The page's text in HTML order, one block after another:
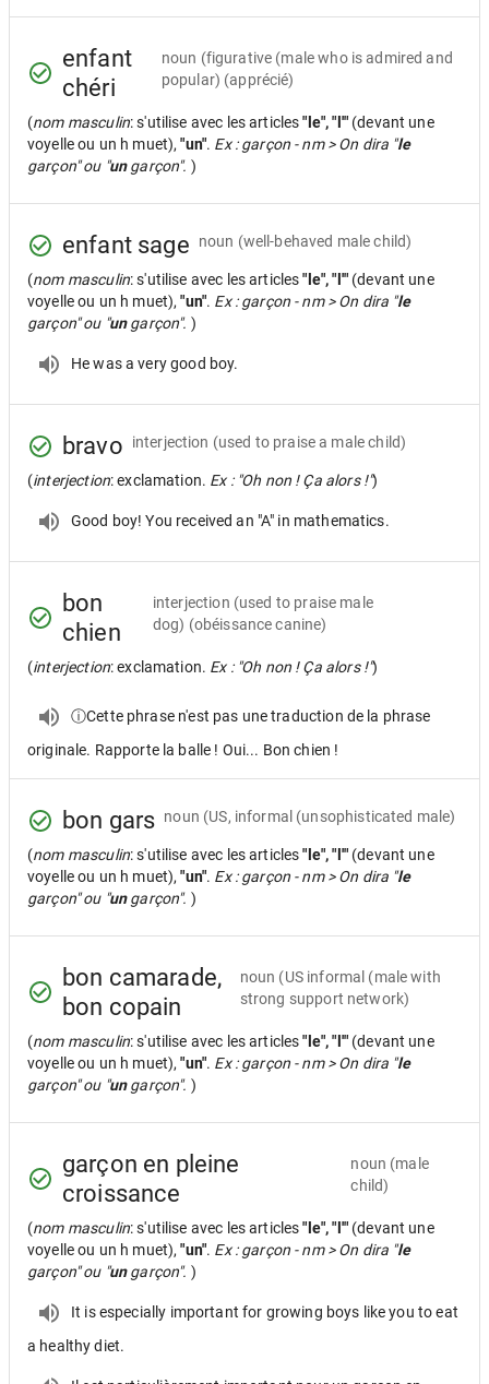
enfant
chéri
noun (figurative (male who is admired and
popular) (apprécié)
(nom masculin: s'utilise avec les articles"le", "l'" (devant une
voyelle ou un h muet),"un". Ex : garçon - nm > On dira "le
garçon" ou "ungarçon". )
enfant sage noun (well-behaved male child)
(nom masculin: s'utilise avec les articles"le", "l'" (devant une
voyelle ou un h muet),"un". Ex : garçon - nm > On dira "le
garçon" ou "ungarçon". )
He was a very good boy.
bravo interjection (used to praise a male child)
(interjection: exclamation. Ex : "Oh non ! Ça alors !")
Good boy! You received an "A" in mathematics.
bon
chien
interjection (used to praise male
dog) (obéissance canine)
(interjection: exclamation. Ex : "Oh non ! Ça alors !")
ⓘCette phrase n'est pas une traduction de la phrase
originale. Rapporte la balle ! Oui... Bon chien !
bon gars noun (US, informal (unsophisticated male)
(nom masculin: s'utilise avec les articles"le", "l'" (devant une
voyelle ou un h muet),"un". Ex : garçon - nm > On dira "le
garçon" ou "ungarçon". )
bon camarade,
bon copain
noun (US informal (male with
strong support network)
(nom masculin: s'utilise avec les articles"le", "l'" (devant une
voyelle ou un h muet),"un". Ex : garçon - nm > On dira "le
garçon" ou "ungarçon". )
garçon en pleine
croissance
noun (male
child)
(nom masculin: s'utilise avec les articles"le", "l'" (devant une
voyelle ou un h muet),"un". Ex : garçon - nm > On dira "le
garçon" ou "ungarçon". )
It is especially important for growing boys like you to eat
a healthy diet.